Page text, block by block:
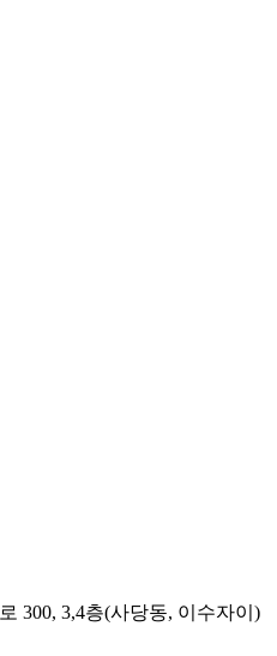
300, 3,4층(사당동, 이수자이)